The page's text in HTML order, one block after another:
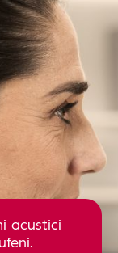
acustici